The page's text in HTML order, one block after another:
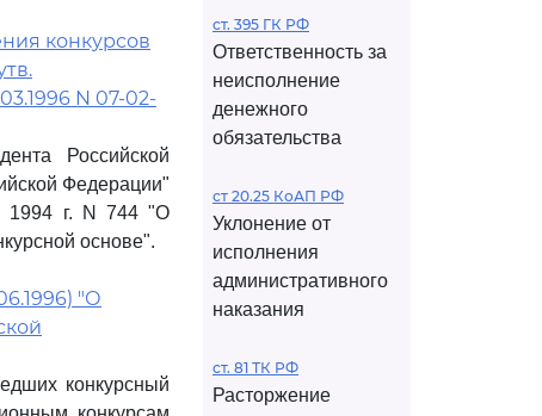
конкурсов
N 07-02-
Российской
Федерации"
1994 г. N 744 "О
основе".
"О
конкурсный
ст. 395 ГК РФ
Ответственность за
неисполнение
денежного
обязательства
ст 20.25 КоАП РФ
Уклонение от
исполнения
административного
наказания
ст. 81 ТК РФ
Расторжение